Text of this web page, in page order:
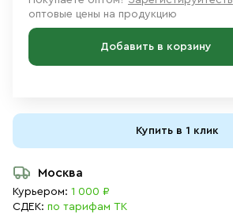
оптовые цены на продукцию
Добавить в корзину
Купить в 1 клик
Москва
Курьером: 1 000 ₽
СДЕК: по тарифам ТК